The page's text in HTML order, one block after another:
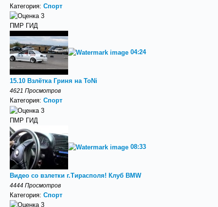
Категория: Спорт
ПМР ГИД
04:24
15.10 Взлётка Гриня на ToNi
4621 Просмотров
Категория: Спорт
ПМР ГИД
08:33
Видео со взлетки г.Тирасполя! Клуб BMW
4444 Просмотров
Категория: Спорт